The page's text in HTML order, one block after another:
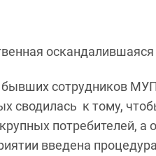
бывших сотрудников
сводилась к тому,
потребителей, а
введена